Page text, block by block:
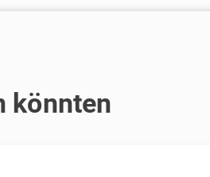
könnten